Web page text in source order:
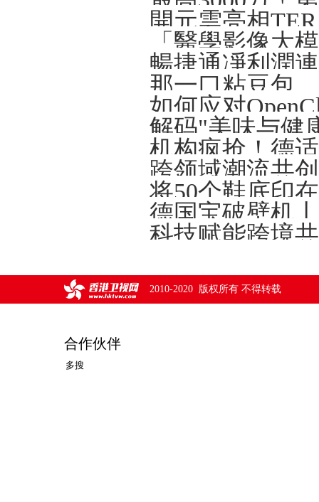
開元雲亮相
解码"美味与健
将50个鞋底印
德国宝破壁机
2010-2020 版权所有 不得转载
合作伙伴
多搜